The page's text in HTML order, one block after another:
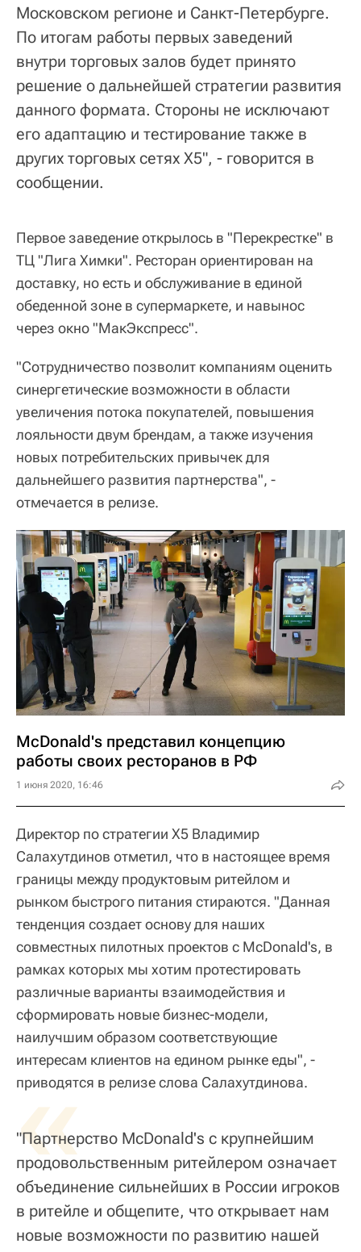
Московском регионе и Санкт-Петербурге.
По итогам работы первых заведений
внутри торговых залов будет принято
решение о дальнейшей стратегии развития
данного формата. Стороны не исключают
его адаптацию и тестирование также в
других торговых сетях Х5", - говорится в
сообщении.
Первое заведение открылось в "Перекрестке" в
ТЦ "Лига Химки". Ресторан ориентирован на
доставку, но есть и обслуживание в единой
обеденной зоне в супермаркете, и навынос
через окно "МакЭкспресс".
"Сотрудничество позволит компаниям оценить
синергетические возможности в области
увеличения потока покупателей, повышения
лояльности двум брендам, а также изучения
новых потребительских привычек для
дальнейшего развития партнерства", -
отмечается в релизе.
McDonald's представил концепцию
работы своих ресторанов в РФ
1 июня 2020, 16:46
Директор по стратегии X5 Владимир
Салахутдинов отметил, что в настоящее время
границы между продуктовым ритейлом и
рынком быстрого питания стираются. "Данная
тенденция создает основу для наших
совместных пилотных проектов с McDonald's, в
рамках которых мы хотим протестировать
различные варианты взаимодействия и
сформировать новые бизнес-модели,
наилучшим образом соответствующие
интересам клиентов на едином рынке еды", -
приводятся в релизе слова Салахутдинова.
«
"Партнерство McDonald's с крупнейшим
продовольственным ритейлером означает
объединение сильнейших в России игроков
в ритейле и общепите, что открывает нам
новые возможности по развитию нашей